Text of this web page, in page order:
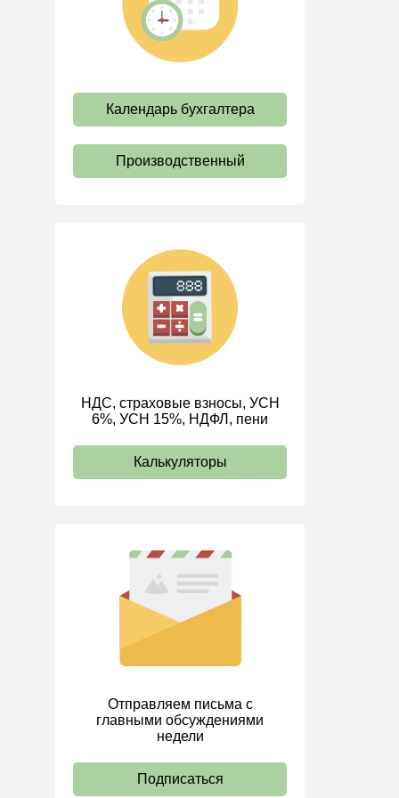
труда
Отпуск и время отдыха
Ответственность и
взыскания
Пенсии
должностные инструкции
Трудовые книжки
Кадровые документы и
образцы
Персональные данные
ИП
Календарь бухгалтера
Производственный
НДС, страховые взносы, УСН
6%, УСН 15%, НДФЛ, пени
Калькуляторы
Отправляем письма с
главными обсуждениями
недели
Подписаться